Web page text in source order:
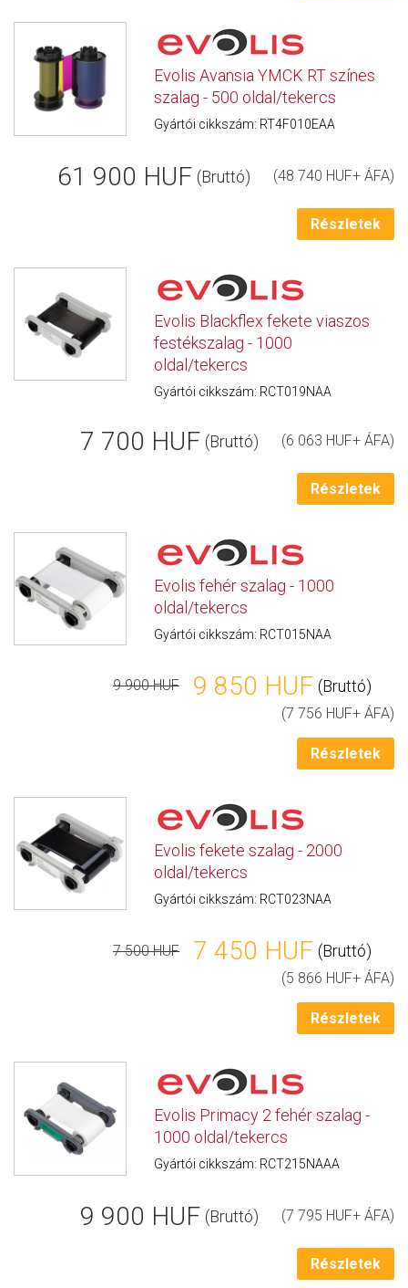
Evolis Avansia YMCK RT színes
szalag - 500 oldal/tekercs
Gyártói cikkszám: RT4F010EAA
61 900 HUF (Bruttó) (48 740 HUF+ ÁFA)
Részletek
Evolis Blackflex fekete viaszos
festékszalag - 1000
oldal/tekercs
Gyártói cikkszám: RCT019NAA
7 700 HUF (Bruttó) (6 063 HUF+ ÁFA)
Részletek
Evolis fehér szalag - 1000
oldal/tekercs
Gyártói cikkszám: RCT015NAA
9 900 HUF 9 850 HUF (Bruttó)
(7 756 HUF+ ÁFA)
Részletek
Evolis fekete szalag - 2000
oldal/tekercs
Gyártói cikkszám: RCT023NAA
7 500 HUF 7 450 HUF (Bruttó)
(5 866 HUF+ ÁFA)
Részletek
Evolis Primacy 2 fehér szalag -
1000 oldal/tekercs
Gyártói cikkszám: RCT215NAAA
9 900 HUF (Bruttó) (7 795 HUF+ ÁFA)
Részletek